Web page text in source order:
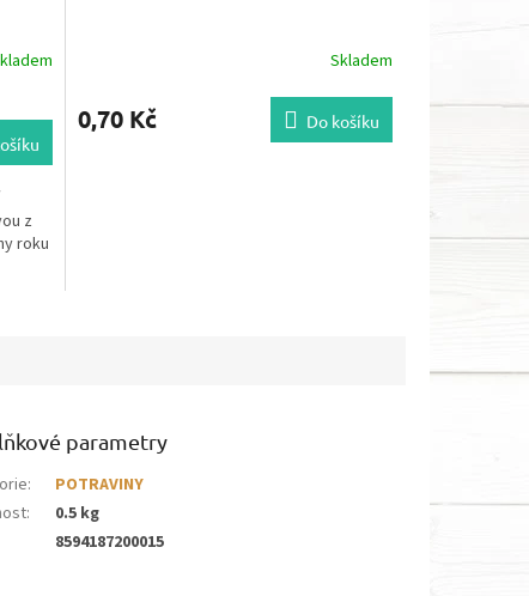
z
roku
Skladem
0,70 Kč Do košíku
parametry
:
POTRAVINY
:
0.5 kg
8594187200015